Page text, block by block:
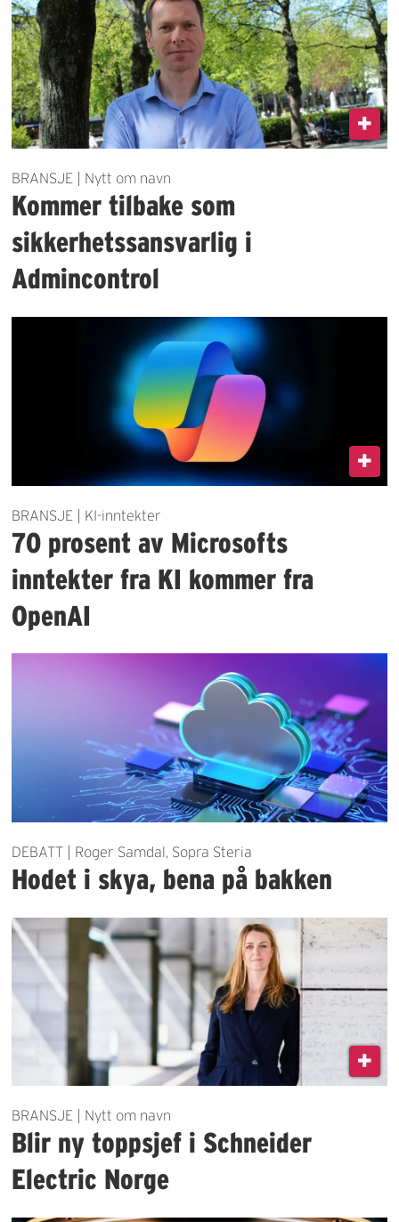
BRANSJE | Nytt om navn
Kommer tilbake som
sikkerhetssansvarlig i
Admincontrol
BRANSJE | KI-inntekter
70 prosent av Microsofts
inntekter fra KI kommer fra
OpenAI
DEBATT | Roger Samdal, Sopra Steria
Hodet i skya, bena på bakken
BRANSJE | Nytt om navn
Blir ny toppsjef i Schneider
Electric Norge